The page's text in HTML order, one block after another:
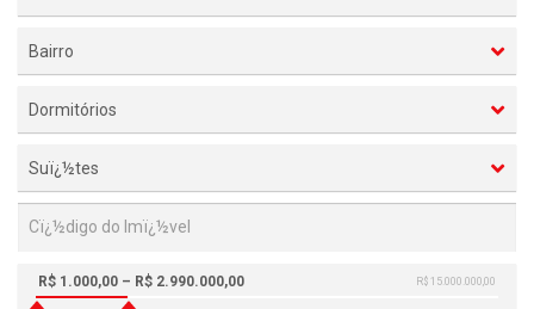
Bairro
Dormitórios
Suï¿½tes
R$ 15.000.000,00
R$ 1.000,00 – R$ 2.990.000,00